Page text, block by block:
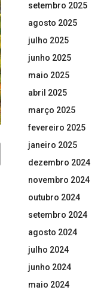
setembro 2025
agosto 2025
julho 2025
junho 2025
maio 2025
abril 2025
março 2025
fevereiro 2025
janeiro 2025
dezembro 2024
novembro 2024
outubro 2024
setembro 2024
agosto 2024
julho 2024
junho 2024
maio 2024